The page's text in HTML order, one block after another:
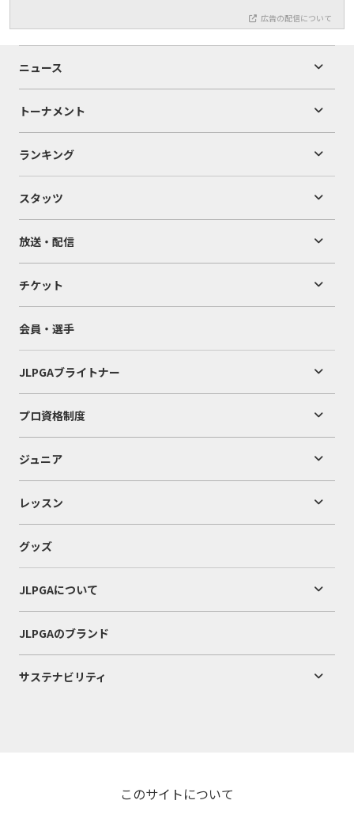
広告の配信について
ニュース
トーナメント
ランキング
スタッツ
放送・配信
チケット
会員・選手
JLPGAブライトナー
プロ資格制度
ジュニア
レッスン
グッズ
JLPGAについて
JLPGAのブランド
サステナビリティ
このサイトについて